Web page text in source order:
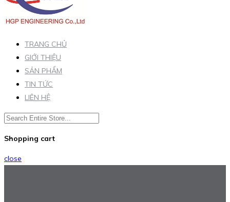
TRANG CHỦ
GIỚI THIỆU
SẢN PHẨM
TIN TỨC
LIÊN HỆ
Shopping cart
close